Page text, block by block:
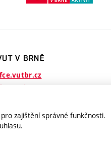
V BRNĚ
zajištění správné funkčnosti.